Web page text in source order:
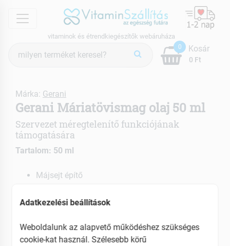
menu
vitaminok és étrendkiegészítők webáruháza
keresés
0
0 Ft
Kosár
Márka: Gerani
Gerani Máriatövismag olaj 50 ml
Szervezet méregtelenítő funkciójának
támogatására
Tartalom: 50 ml
Májsejt építő
Megkönnyíti a szervezet egészséges
EAN: 5999882936123
Adatkezelési beállítások
Weboldalunk az alapvető működéshez szükséges
cookie-kat használ. Szélesebb körű